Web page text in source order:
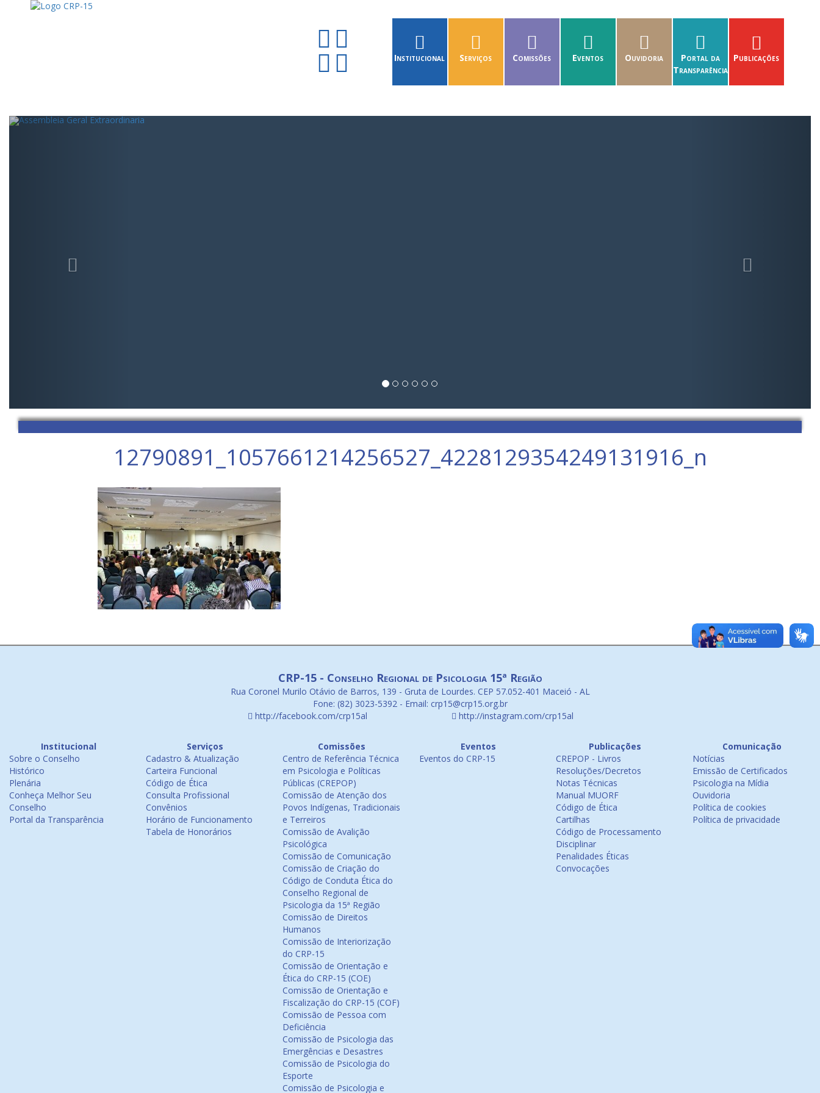
Institucional Serviços Comissões Eventos Ouvidoria
Portal da
Transparência
Publicações
12790891_1057661214256527_4228129354249131916_n
CRP-15 - Conselho Regional de Psicologia 15ª Região
Rua Coronel Murilo Otávio de Barros, 139 - Gruta de Lourdes. CEP 57.052-401 Maceió - AL
Fone: (82) 3023-5392 - Email: crp15@crp15.org.br
http://facebook.com/crp15al
http://instagram.com/crp15al
Institucional
Sobre o Conselho
Histórico
Plenária
Conheça Melhor Seu
Conselho
Portal da Transparência
Serviços
Cadastro & Atualização
Carteira Funcional
Código de Ética
Consulta Profissional
Convênios
Horário de Funcionamento
Tabela de Honorários
Comissões
Centro de Referência Técnica
em Psicologia e Políticas
Públicas (CREPOP)
Comissão de Atenção dos
Povos Indígenas, Tradicionais
e Terreiros
Comissão de Avalição
Psicológica
Comissão de Comunicação
Comissão de Criação do
Código de Conduta Ética do
Conselho Regional de
Psicologia da 15ª Região
Comissão de Direitos
Humanos
Comissão de Interiorização
do CRP-15
Comissão de Orientação e
Ética do CRP-15 (COE)
Comissão de Orientação e
Fiscalização do CRP-15 (COF)
Comissão de Pessoa com
Deficiência
Comissão de Psicologia das
Emergências e Desastres
Comissão de Psicologia do
Esporte
Comissão de Psicologia e
Eventos
Eventos do CRP-15
Publicações
CREPOP - Livros
Resoluções/Decretos
Notas Técnicas
Manual MUORF
Código de Ética
Cartilhas
Código de Processamento
Disciplinar
Penalidades Éticas
Convocações
Comunicação
Notícias
Emissão de Certificados
Psicologia na Mídia
Ouvidoria
Política de cookies
Política de privacidade